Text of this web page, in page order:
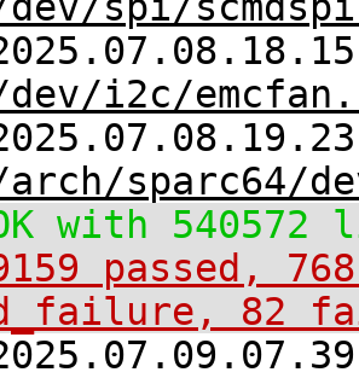
i2c/
sparc64/
with 540572
passed,
82